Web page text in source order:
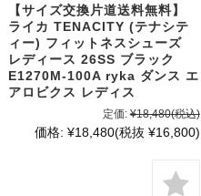
【サイズ交換片道送料無料】
ライカ TENACITY (テナシテ
ィー) フィットネスシューズ
レディース 26SS ブラック
E1270M-100A ryka ダンス エ
アロビクス レディス
定価: ¥18,480(税込)
価格: ¥18,480(税抜 ¥16,800)